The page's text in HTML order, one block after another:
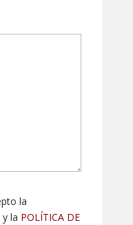
la
y la POLÍTICA DE